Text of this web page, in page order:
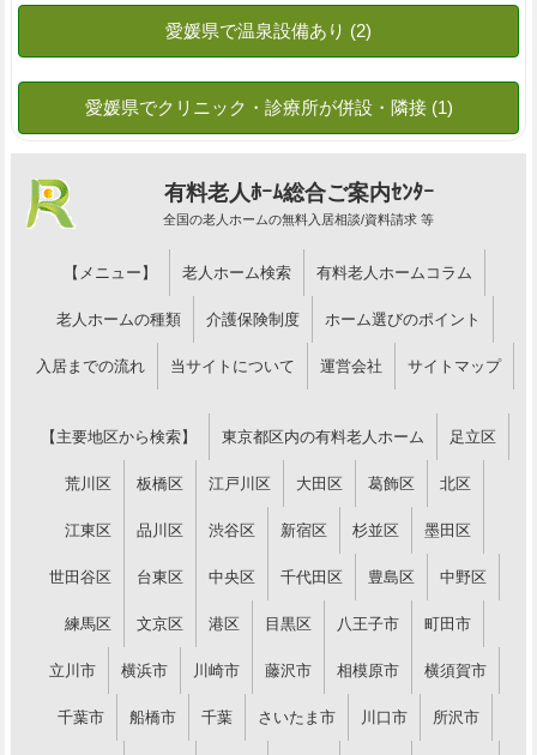
有料老人ﾎｰﾑ総合ご案内ｾﾝﾀｰ
全国の老人ホームの無料入居相談/資料請求 等
【メニュー】 老人ホーム検索 有料老人ホームコラム
老人ホームの種類 介護保険制度 ホーム選びのポイント
入居までの流れ 当サイトについて 運営会社 サイトマップ
【主要地区から検索】 東京都区内の有料老人ホーム 足立区
荒川区 板橋区 江戸川区 大田区 葛飾区 北区
江東区 品川区 渋谷区 新宿区 杉並区 墨田区
世田谷区 台東区 中央区 千代田区 豊島区 中野区
練馬区 文京区 港区 目黒区 八王子市 町田市
立川市 横浜市 川崎市 藤沢市 相模原市 横須賀市
千葉市 船橋市 千葉 さいたま市 川口市 所沢市